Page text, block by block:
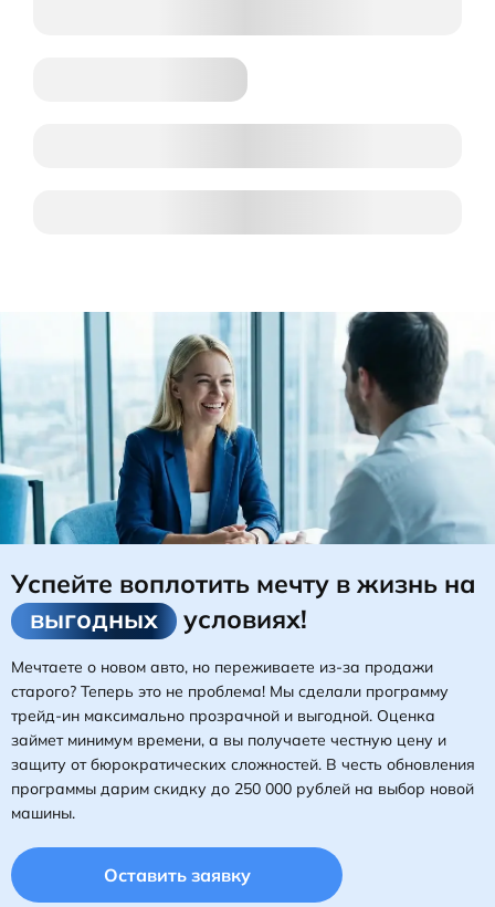
Успейте воплотить мечту в жизнь на
выгодных
условиях!
Мечтаете о новом авто, но переживаете из-за продажи
старого? Теперь это не проблема! Мы сделали программу
трейд-ин максимально прозрачной и выгодной. Оценка
займет минимум времени, а вы получаете честную цену и
защиту от бюрократических сложностей. В честь обновления
программы дарим скидку до 250 000 рублей на выбор новой
машины.
Оставить заявку